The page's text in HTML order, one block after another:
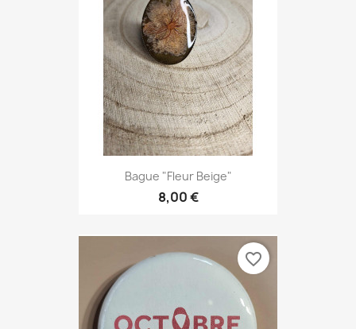
Bague "Fleur Beige"
8,00 €
favorite_border